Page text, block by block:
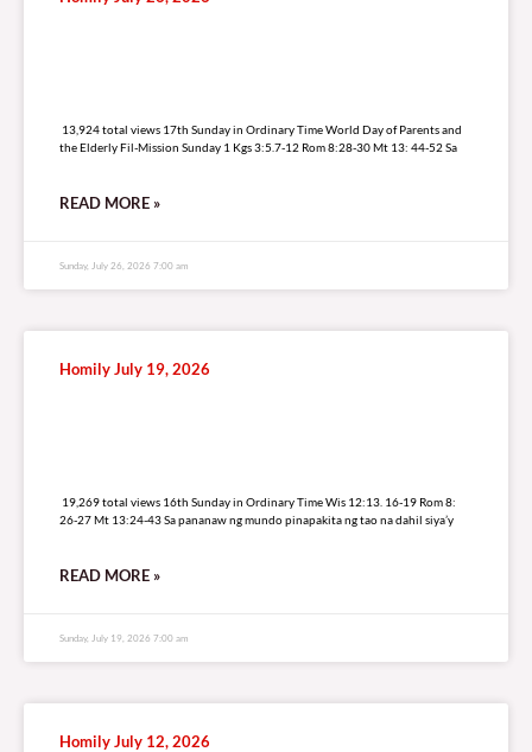
13,924 total views 17th Sunday in Ordinary Time World Day of Parents and
the Elderly Fil-Mission Sunday 1 Kgs 3:5.7-12 Rom 8:28-30 Mt 13: 44-52 Sa
READ MORE »
Sunday, July 26, 2026 7:00 am
Homily July 19, 2026
19,269 total views 16th Sunday in Ordinary Time Wis 12:13. 16-19 Rom 8:
26-27 Mt 13:24-43 Sa pananaw ng mundo pinapakita ng tao na dahil siya’y
READ MORE »
Sunday, July 19, 2026 7:00 am
Homily July 12, 2026